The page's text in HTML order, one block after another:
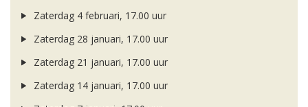
Zaterdag 4 februari, 17.00 uur
Zaterdag 28 januari, 17.00 uur
Zaterdag 21 januari, 17.00 uur
Zaterdag 14 januari, 17.00 uur